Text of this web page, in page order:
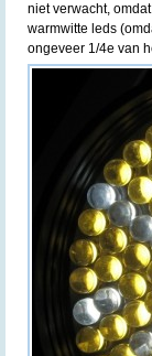
niet verwacht,
warmwitte leds
ongeveer 1/4e van